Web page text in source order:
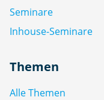
Seminare
Inhouse-Seminare
Themen
Alle Themen